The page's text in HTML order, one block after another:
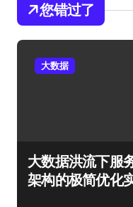
您错过了
大数据
大数据洪流下服
架构的极简优化